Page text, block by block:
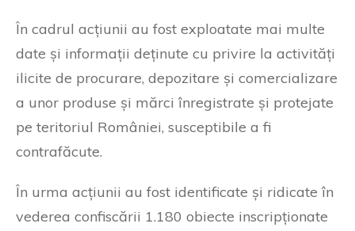
În cadrul acțiunii au fost exploatate mai multe
date și informații deținute cu privire la activități
ilicite de procurare, depozitare și comercializare
a unor produse și mărci înregistrate și protejate
pe teritoriul României, susceptibile a fi
contrafăcute.
În urma acțiunii au fost identificate și ridicate în
vederea confiscării 1.180 obiecte inscripționate